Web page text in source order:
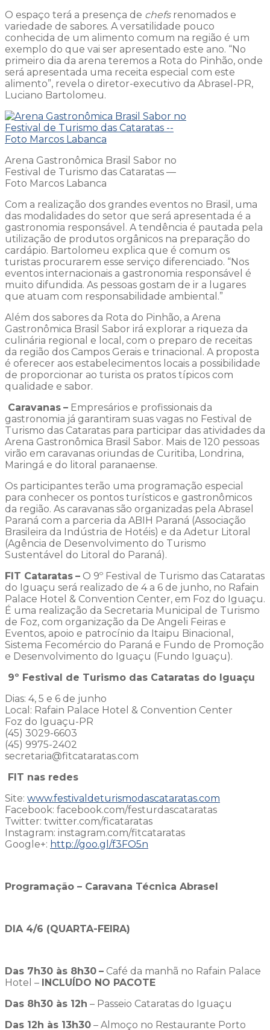
O espaço terá a presença de chefsrenomados e
variedade de sabores. A versatilidade pouco
conhecida de um alimento comum na região é um
exemplo do que vai ser apresentado este ano. “No
primeiro dia da arena teremos a Rota do Pinhão, onde
será apresentada uma receita especial com este
alimento”, revela o diretor-executivo da Abrasel-PR,
Luciano Bartolomeu.
Arena Gastronômica Brasil Sabor no
Festival de Turismo das Cataratas —
Foto Marcos Labanca
Com a realização dos grandes eventos no Brasil, uma
das modalidades do setor que será apresentada é a
gastronomia responsável. A tendência é pautada pela
utilização de produtos orgânicos na preparação do
cardápio. Bartolomeu explica que é comum os
turistas procurarem esse serviço diferenciado. “Nos
eventos internacionais a gastronomia responsável é
muito difundida. As pessoas gostam de ir a lugares
que atuam com responsabilidade ambiental.”
Além dos sabores da Rota do Pinhão, a Arena
Gastronômica Brasil Sabor irá explorar a riqueza da
culinária regional e local, com o preparo de receitas
da região dos Campos Gerais e trinacional. A proposta
é oferecer aos estabelecimentos locais a possibilidade
de proporcionar ao turista os pratos típicos com
qualidade e sabor.
Caravanas – Empresários e profissionais da
gastronomia já garantiram suas vagas no Festival de
Turismo das Cataratas para participar das atividades da
Arena Gastronômica Brasil Sabor. Mais de 120 pessoas
virão em caravanas oriundas de Curitiba, Londrina,
Maringá e do litoral paranaense.
Os participantes terão uma programação especial
para conhecer os pontos turísticos e gastronômicos
da região. As caravanas são organizadas pela Abrasel
Paraná com a parceria da ABIH Paraná (Associação
Brasileira da Indústria de Hotéis) e da Adetur Litoral
(Agência de Desenvolvimento do Turismo
Sustentável do Litoral do Paraná).
FIT Cataratas – O 9º Festival de Turismo das Cataratas
do Iguaçu será realizado de 4 a 6 de junho, no Rafain
Palace Hotel & Convention Center, em Foz do Iguaçu.
É uma realização da Secretaria Municipal de Turismo
de Foz, com organização da De Angeli Feiras e
Eventos, apoio e patrocínio da Itaipu Binacional,
Sistema Fecomércio do Paraná e Fundo de Promoção
e Desenvolvimento do Iguaçu (Fundo Iguaçu).
9º Festival de Turismo das Cataratas do Iguaçu
Dias: 4, 5 e 6 de junho
Local: Rafain Palace Hotel & Convention Center
Foz do Iguaçu-PR
(45) 3029-6603
(45) 9975-2402
secretaria@fitcataratas.com
FIT nas redes
Site: www.festivaldeturismodascataratas.com
Facebook: facebook.com/festurdascataratas
Twitter: twitter.com/ficataratas
Instagram: instagram.com/fitcataratas
Google+: http://goo.gl/f3FO5n
Programação – Caravana Técnica Abrasel
DIA 4/6 (QUARTA-FEIRA)
Das 7h30 às 8h30 – Café da manhã no Rafain Palace
Hotel – INCLUÍDO NO PACOTE
Das 8h30 às 12h – Passeio Cataratas do Iguaçu
Das 12h às 13h30 – Almoço no Restaurante Porto